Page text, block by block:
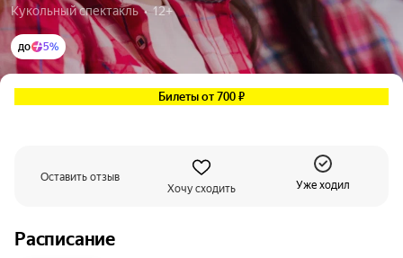
Кукольный спектакль  •  12+
до 5%
Билеты от 700 ₽
Оставить отзыв
Хочу сходить
Уже ходил
Расписание